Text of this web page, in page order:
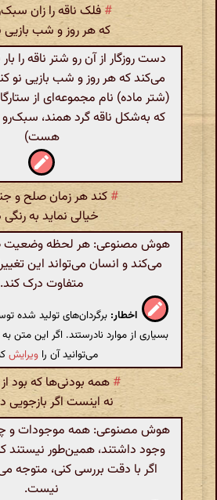
#فلک ناقه را زان
که هر روز و شب بازیی
دست روزگار از آن رو شتر ناقه را
می‌کند که هر روز و شب بازیی نو
(شتر ماده) نام مجموعه‌ای از
که به‌شکل ناقه گرد همند، سبک‌رو
هست)
# کند هر زمان صلح و
خیالی نماید به رنگی
هوش مصنوعی: هر لحظه وضعیت
می‌کند و انسان می‌تواند این
متفاوت درک کند.
اخطار: برگردان‌های تولید شده
بسیاری از موارد نادرستند. اگر این متن
می‌توانید آن را ویرایش
# همه بودنی‌ها که بود
نه اینست اگر
هوش مصنوعی: همه موجودات و
وجود داشتند، همین‌طور نیستند
اگر با دقت بررسی کنی، متوجه
نیست.